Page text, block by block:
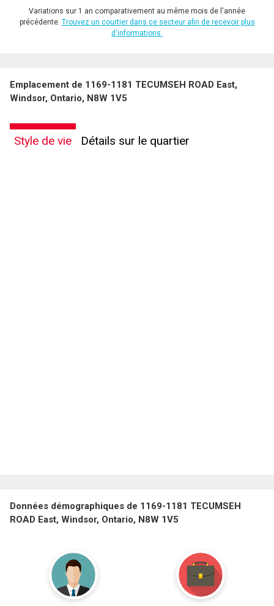
Variations sur 1 an comparativement au même mois de l'année
précédente. Trouvez un courtier dans ce secteur afin de recevoir plus
d'informations.
Emplacement de 1169-1181 TECUMSEH ROAD East,
Windsor, Ontario, N8W 1V5
Style de vie Détails sur le quartier
Données démographiques de 1169-1181 TECUMSEH
ROAD East, Windsor, Ontario, N8W 1V5